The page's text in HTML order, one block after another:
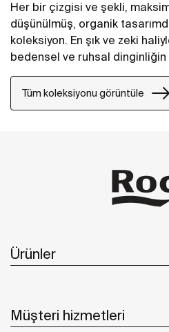
Her bir çizgisi ve şekli,
düşünülmüş, organik
koleksiyon. En şık ve zeki
bedensel ve ruhsal dinginliğin
Tüm koleksiyonu görüntüle
Ürünler
Müşteri hizmetleri